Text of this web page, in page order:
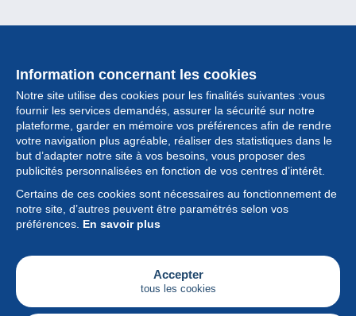
Information concernant les cookies
Notre site utilise des cookies pour les finalités suivantes :vous
fournir les services demandés, assurer la sécurité sur notre
plateforme, garder en mémoire vos préférences afin de rendre
votre navigation plus agréable, réaliser des statistiques dans le
but d’adapter notre site à vos besoins, vous proposer des
publicités personnalisées en fonction de vos centres d’intérêt.
Certains de ces cookies sont nécessaires au fonctionnement de
notre site, d’autres peuvent être paramétrés selon vos
préférences. En savoir plus
Accepter
tous les cookies
Collection
Actualités
Fonctionnalités
Société
Services